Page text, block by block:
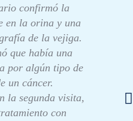
confirmó la
en la orina y una
de la vejiga.
que había una
por algún tipo de
un cáncer.
la segunda visita,
con